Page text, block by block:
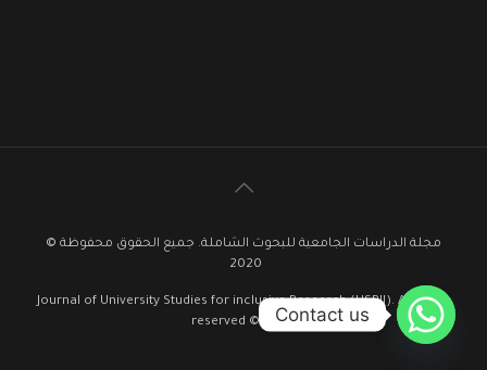
مجلة الدراسات الجامعية للبحوث الشاملة. جميع الحقوق محفوظة ©
2020
Journal of University Studies for inclusive Research (USRIJ). All rights
reserved © 2020Contact us